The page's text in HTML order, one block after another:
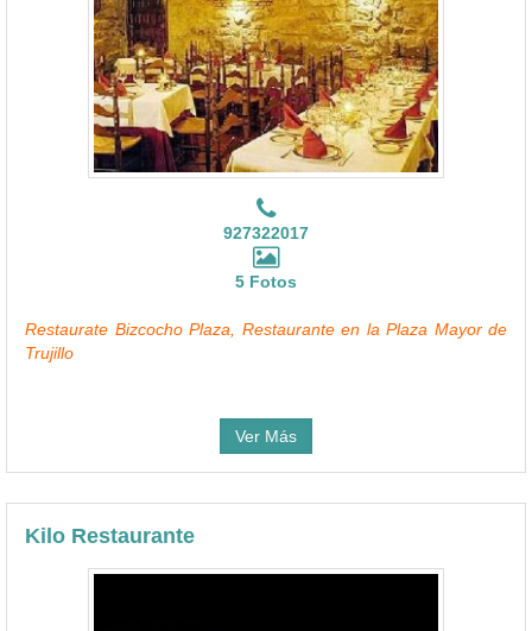
927322017
5 Fotos
Restaurate Bizcocho Plaza, Restaurante en la Plaza Mayor de
Trujillo
Ver Más
Kilo Restaurante